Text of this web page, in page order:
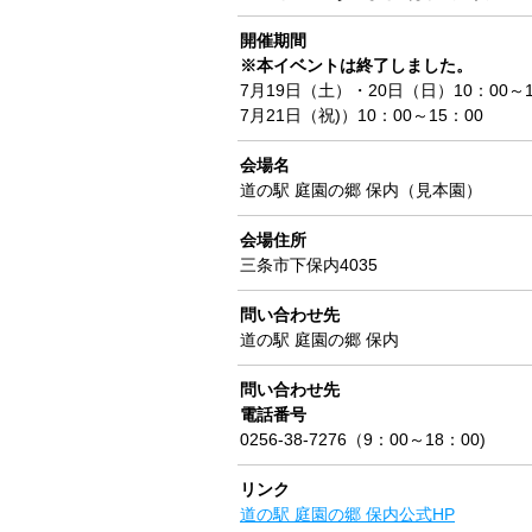
開催期間
※本イベントは終了しました。
7月19日（土）・20日（日）10：00～
7月21日（祝)）10：00～15：00
会場名
道の駅 庭園の郷 保内（見本園）
会場住所
三条市下保内4035
問い合わせ先
道の駅 庭園の郷 保内
問い合わせ先
電話番号
0256-38-7276（9：00～18：00)
リンク
道の駅 庭園の郷 保内公式HP